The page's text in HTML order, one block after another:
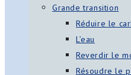
Grande transition
Réduire le
L’eau
Reverdir le
Résoudre le